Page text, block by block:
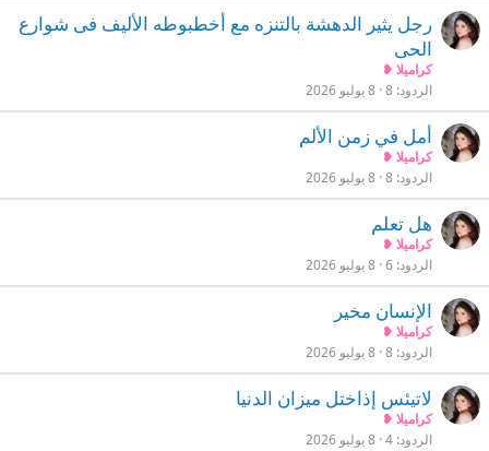
رجل يثير الدهشة بالتنزه مع أخطبوطه الأليف فى شوارع
الحى
كراميلا ❥
الردود 8 8 يوليو 2026
أمل في زمن الألم
كراميلا ❥
الردود 8 8 يوليو 2026
هل تعلم
كراميلا ❥
الردود 6 8 يوليو 2026
الإنسان مخير
كراميلا ❥
الردود 8 8 يوليو 2026
لاتيئس إذاختل ميزان الدنيا
كراميلا ❥
الردود 4 8 يوليو 2026